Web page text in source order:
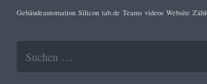
Gebäudeautomation Silicon tab.de Teams videos Website
Suchen